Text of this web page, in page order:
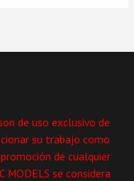
de uso exclusivo de
su trabajo como
de cualquier
se considera